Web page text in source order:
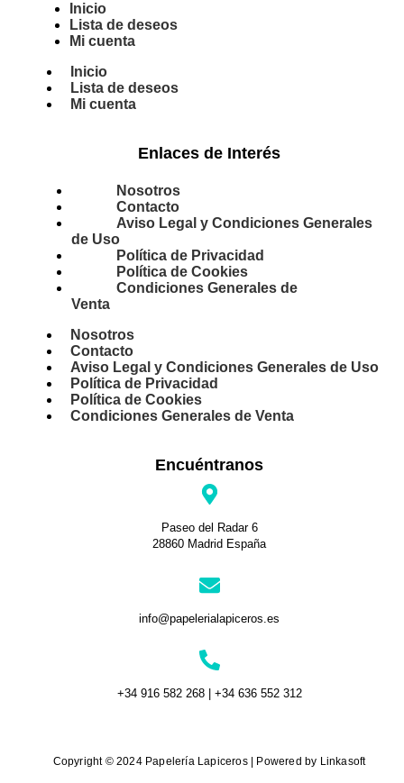
Inicio
Lista de deseos
Mi cuenta
Inicio
Lista de deseos
Mi cuenta
Enlaces de Interés
Nosotros
Contacto
Aviso Legal y Condiciones Generales
de Uso
Política de Privacidad
Política de Cookies
Condiciones Generales de
Venta
Nosotros
Contacto
Aviso Legal y Condiciones Generales de Uso
Política de Privacidad
Política de Cookies
Condiciones Generales de Venta
Encuéntranos
Paseo del Radar 6
28860 Madrid España
info@papelerialapiceros.es
+34 916 582 268 | +34 636 552 312
Copyright © 2024 Papelería Lapiceros | Powered by Linkasoft